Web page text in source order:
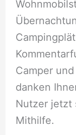
Camper
danken
Nutzer jetzt
Mithilfe.